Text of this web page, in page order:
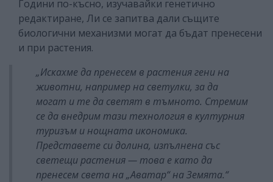
Години по-късно, изучавайки генетично
редактиране, Ли се запитва дали същите
биологични механизми могат да бъдат пренесени
и при растения.
„Искахме да пренесем в растения гени на
животни, например на светулки, за да
могат и те да светят в тъмното. Стремим
се да внедрим тази технология в културния
туризъм и нощната икономика.
Представете си долина, изпълнена със
светещи растения — това е като да
пренесем света на „Аватар“ на Земята.“